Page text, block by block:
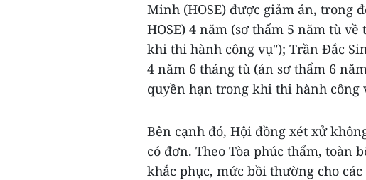
Minh (HOSE) được giảm án, trong
HOSE) 4 năm (sơ thẩm 5 năm tù
khi thi hành công vụ"); Trần Đắc
4 năm 6 tháng tù (án sơ thẩm 6
quyền hạn trong khi thi hành công
Bên cạnh đó, Hội đồng xét xử
có đơn. Theo Tòa phúc thẩm, toàn
khắc phục, mức bồi thường cho